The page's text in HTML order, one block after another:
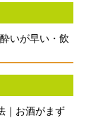
いが早い・飲
｜お酒がまず